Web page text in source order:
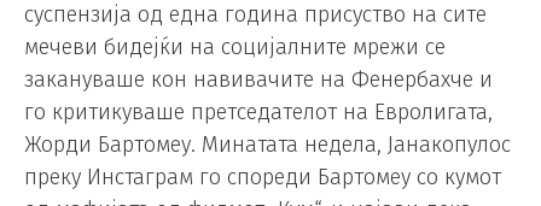
суспензија од една година присуство на сите
мечеви бидејќи на социјалните мрежи се
закануваше кон навивачите на Фенербахче и
го критикуваше претседателот на Евролигата,
Жорди Бартомеу. Минатата недела, Јанакопулос
преку Инстаграм го спореди Бартомеу со кумот